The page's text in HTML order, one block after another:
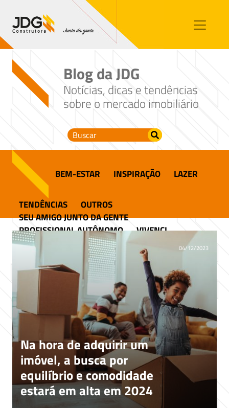
Contato
Sobre nós
Blog
Blog da JDG
Notícias, dicas e tendências
sobre o mercado imobiliário
BEM-ESTAR INSPIRAÇÃO LAZER
TENDÊNCIAS
OUTROS
SEU AMIGO JUNTO DA GENTE
PROFISSIONAL AUTÔNOMO
VIVENCI
Na hora de adquirir um
imóvel, a busca por
equilíbrio e comodidade
estará em alta em 2024
04/12/2023